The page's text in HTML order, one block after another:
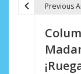
Previous